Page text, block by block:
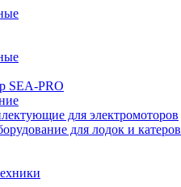
SEA-PRO
для электромоторов
для лодок и катеров